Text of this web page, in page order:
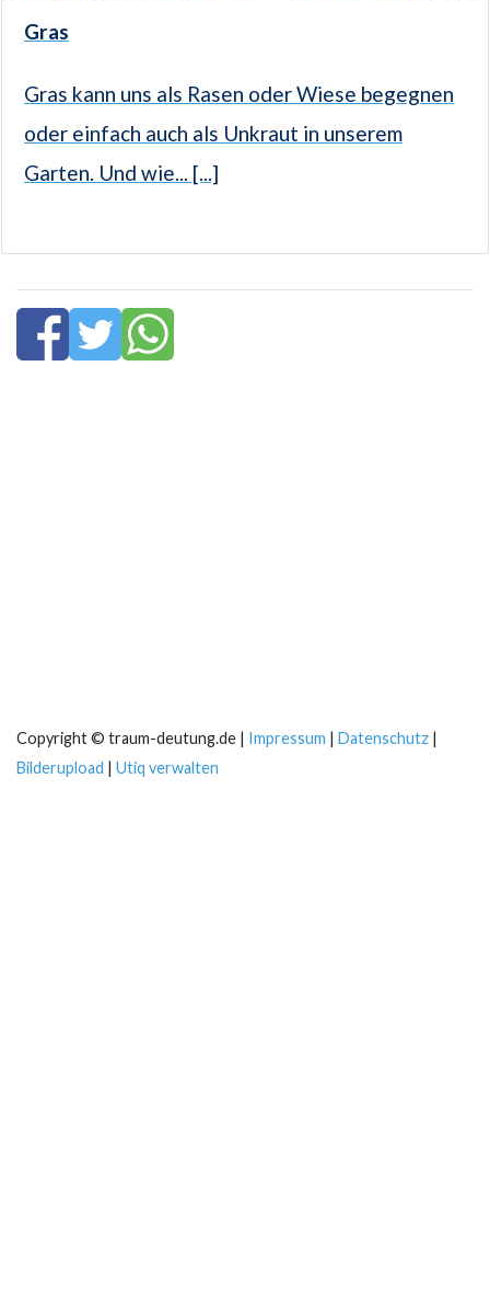
Gras
Gras kann uns als Rasen oder Wiese begegnen
oder einfach auch als Unkraut in unserem
Garten. Und wie... [...]
Copyright © traum-deutung.de | Impressum | Datenschutz |
Bilderupload | Utiq verwalten